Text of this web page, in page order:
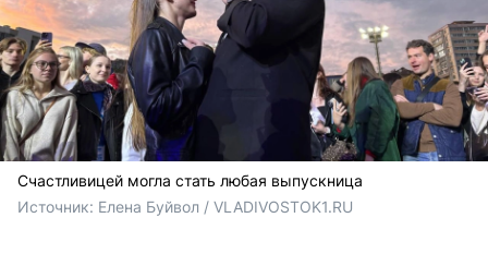
Счастливицей могла стать любая выпускница
Источник: Елена Буйвол / VLADIVOSTOK1.RU